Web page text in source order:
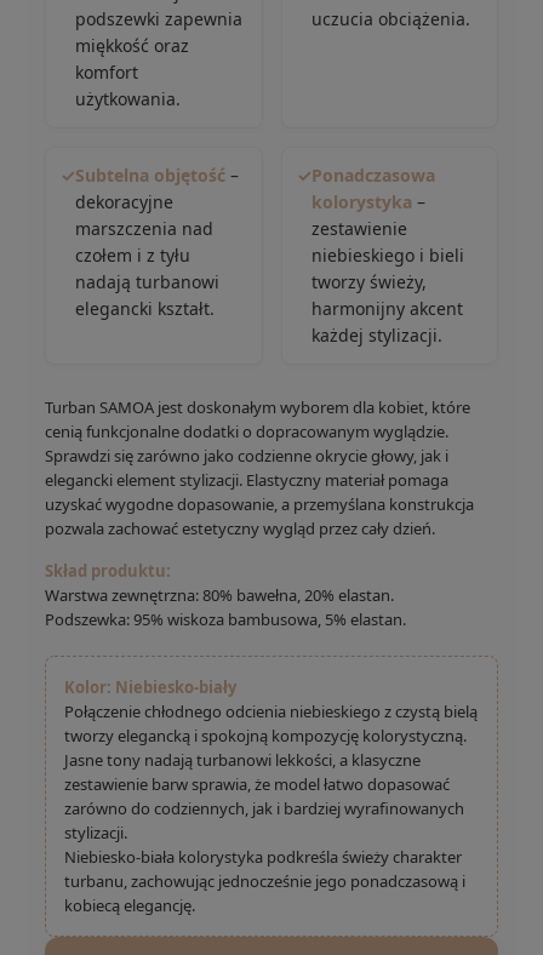
podszewki zapewnia
miękkość oraz
komfort
użytkowania.
uczucia obciążenia.
✓Subtelna objętość –
dekoracyjne
marszczenia nad
czołem i z tyłu
nadają turbanowi
elegancki kształt.
✓Ponadczasowa
kolorystyka –
zestawienie
niebieskiego i bieli
tworzy świeży,
harmonijny akcent
każdej stylizacji.
Turban SAMOA jest doskonałym wyborem dla kobiet, które
cenią funkcjonalne dodatki o dopracowanym wyglądzie.
Sprawdzi się zarówno jako codzienne okrycie głowy, jak i
elegancki element stylizacji. Elastyczny materiał pomaga
uzyskać wygodne dopasowanie, a przemyślana konstrukcja
pozwala zachować estetyczny wygląd przez cały dzień.
Skład produktu:
Warstwa zewnętrzna: 80% bawełna, 20% elastan.
Podszewka: 95% wiskoza bambusowa, 5% elastan.
Kolor: Niebiesko-biały
Połączenie chłodnego odcienia niebieskiego z czystą bielą
tworzy elegancką i spokojną kompozycję kolorystyczną.
Jasne tony nadają turbanowi lekkości, a klasyczne
zestawienie barw sprawia, że model łatwo dopasować
zarówno do codziennych, jak i bardziej wyrafinowanych
stylizacji.
Niebiesko-biała kolorystyka podkreśla świeży charakter
turbanu, zachowując jednocześnie jego ponadczasową i
kobiecą elegancję.